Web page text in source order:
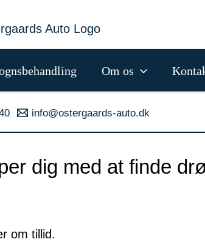
Om os
info@ostergaards-auto.dk
dig med at finde
om tillid.